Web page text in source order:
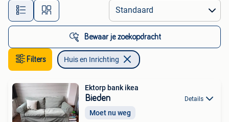
Alle afstanden…
Bewaar je zoekopdracht
Filters Huis en Inrichting
Ektorp bank ikea
Bieden Details
Moet nu weg